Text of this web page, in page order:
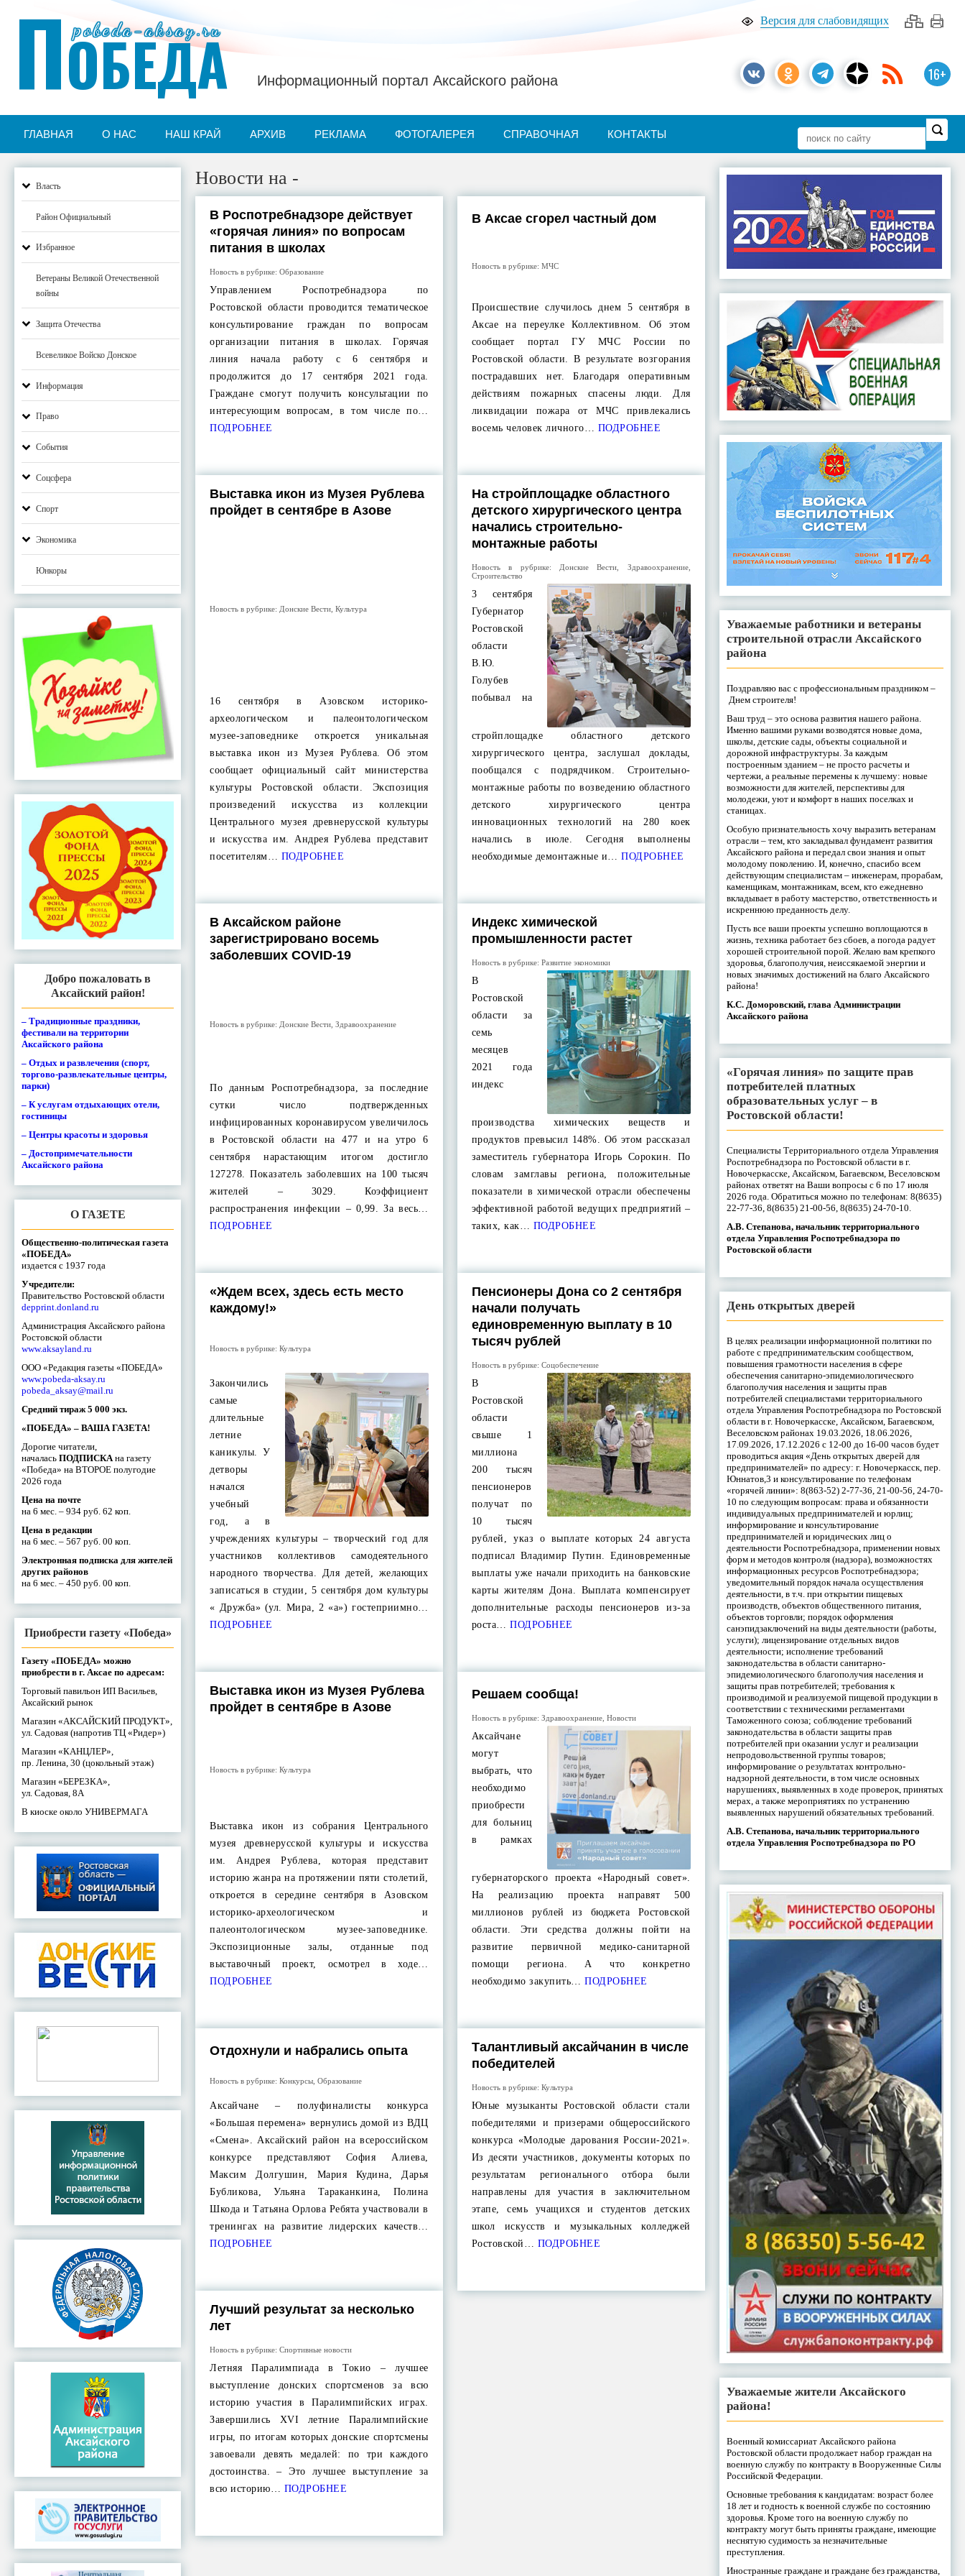
Версия для слабовидящих
16+
pobeda-aksay.ru
ПОБЕДА Информационный портал Аксайского района
ГЛАВНАЯ О НАС НАШ КРАЙ АРХИВ РЕКЛАМА ФОТОГАЛЕРЕЯ СПРАВОЧНАЯ КОНТАКТЫ
Власть
Район Официальный
Избранное
Ветераны Великой Отечественной
войны
Защита Отечества
Всевеликое Войско Донское
Информация
Право
События
Соцсфера
Спорт
Экономика
Юнкоры
Добро пожаловать в
Аксайский район!
– Традиционные праздники,
фестивали на территории
Аксайского района
– Отдых и развлечения (спорт,
торгово-развлекательные центры,
парки)
– К услугам отдыхающих отели,
гостиницы
– Центры красоты и здоровья
– Достопримечательности
Аксайского района
О ГАЗЕТЕ
Общественно-политическая газета
«ПОБЕДА»
издается с 1937 года
Учредители:
Правительство Ростовской области
depprint.donland.ru
Администрация Аксайского района
Ростовской области
www.aksayland.ru
ООО «Редакция газеты «ПОБЕДА»
www.pobeda-aksay.ru
pobeda_aksay@mail.ru
Средний тираж 5 000 экз.
«ПОБЕДА» – ВАША ГАЗЕТА!
Дорогие читатели,
началась ПОДПИСКА на газету
«Победа» на ВТОРОЕ полугодие
2026 года
Цена на почте
на 6 мес. – 934 руб. 62 коп.
Цена в редакции
на 6 мес. – 567 руб. 00 коп.
Электронная подписка для жителей
других районов
на 6 мес. – 450 руб. 00 коп.
Приобрести газету «Победа»
Газету «ПОБЕДА» можно
приобрести в г. Аксае по адресам:
Торговый павильон ИП Васильев,
Аксайский рынок
Магазин «АКСАЙСКИЙ ПРОДУКТ»,
ул. Садовая (напротив ТЦ «Ридер»)
Магазин «КАНЦЛЕР»,
пр. Ленина, 30 (цокольный этаж)
Магазин «БЕРЕЗКА»,
ул. Садовая, 8А
В киоске около УНИВЕРМАГА
Новости на -
В Роспотребнадзоре действует
«горячая линия» по вопросам
питания в школах
Новость в рубрике:Образование
Управлением Роспотребнадзора по
Ростовской области проводится тематическое
консультирование граждан по вопросам
организации питания в школах. Горячая
линия начала работу с 6 сентября и
продолжится до 17 сентября 2021 года.
Граждане смогут получить консультации по
интересующим вопросам, в том числе по…
ПОДРОБНЕЕ
В Аксае сгорел частный дом
Новость в рубрике: МЧС
Происшествие случилось днем 5 сентября в
Аксае на переулке Коллективном. Об этом
сообщает портал ГУ МЧС России по
Ростовской области. В результате возгорания
пострадавших нет. Благодаря оперативным
действиям пожарных спасены люди. Для
ликвидации пожара от МЧС привлекались
восемь человек личного… ПОДРОБНЕЕ
Выставка икон из Музея Рублева
пройдет в сентябре в Азове
Новость в рубрике: Донские Вести ,Культура
16 сентября в Азовском историко-
археологическом и палеонтологическом
музее-заповеднике откроется уникальная
выставка икон из Музея Рублева. Об этом
сообщает официальный сайт министерства
культуры Ростовской области. Экспозиция
произведений искусства из коллекции
Центрального музея древнерусской культуры
и искусства им. Андрея Рублева представит
посетителям… ПОДРОБНЕЕ
На стройплощадке областного
детского хирургического центра
начались строительно-
монтажные работы
Новость в рубрике: Донские Вести Здравоохранение,
Строительство
3 сентября
Губернатор
Ростовской
области
В.Ю.
Голубев
побывал на
стройплощадке областного детского
хирургического центра, заслушал доклады,
пообщался с подрядчиком. Строительно-
монтажные работы по возведению областного
детского хирургического центра
инновационных технологий на 280 коек
начались в июле. Сегодня выполнены
необходимые демонтажные и… ПОДРОБНЕЕ
В Аксайском районе
зарегистрировано восемь
заболевших COVID-19
Новость в рубрике: Донские Вести ,Здравоохранение
По данным Роспотребнадзора, за последние
сутки число подтвержденных
инфицированных коронавирусом увеличилось
в Ростовской области на 477 и на утро 6
сентября нарастающим итогом достигло
127278. Показатель заболевших на 100 тысяч
жителей – 3029. Коэффициент
распространения инфекции – 0,99. За весь…
ПОДРОБНЕЕ
Индекс химической
промышленности растет
Новость в рубрике: Развитие экономики
В
Ростовской
области за
семь
месяцев
2021 года
индекс
производства химических веществ и
продуктов превысил 148%. Об этом рассказал
заместитель губернатора Игорь Сорокин. По
словам замглавы региона, положительные
показатели в химической отрасли обеспечены
эффективной работой ведущих предприятий –
таких, как… ПОДРОБНЕЕ
«Ждем всех, здесь есть место
каждому!»
Новость в рубрике:Культура
Закончились
самые
длительные
летние
каникулы. У
детворы
начался
учебный
год, а в
учреждениях культуры – творческий год для
участников коллективов самодеятельного
народного творчества. Для детей, желающих
записаться в студии, 5 сентября дом культуры
« Дружба» (ул. Мира, 2 «а») гостеприимно…
ПОДРОБНЕЕ
Пенсионеры Дона со 2 сентября
начали получать
единовременную выплату в 10
тысяч рублей
Новость в рубрике: Соцобеспечение
В
Ростовской
области
свыше 1
миллиона
200 тысяч
пенсионеров
получат по
10 тысяч
рублей, указ о выплате которых 24 августа
подписал Владимир Путин. Единовременные
выплаты уже начали приходить на банковские
карты жителям Дона. Выплата компенсирует
дополнительные расходы пенсионеров из-за
роста… ПОДРОБНЕЕ
Выставка икон из Музея Рублева
пройдет в сентябре в Азове
Новость в рубрике:Культура
Выставка икон из собрания Центрального
музея древнерусской культуры и искусства
им. Андрея Рублева, которая представит
историю жанра на протяжении пяти столетий,
откроется в середине сентября в Азовском
историко-археологическом и
палеонтологическом музее-заповеднике.
Экспозиционные залы, отданные под
выставочный проект, осмотрел в ходе…
ПОДРОБНЕЕ
Решаем сообща!
Новость в рубрике: Здравоохранение, Новости
Аксайчане
могут
выбрать, что
необходимо
приобрести
для больниц
в рамках
губернаторского проекта «Народный совет».
На реализацию проекта направят 500
миллионов рублей из бюджета Ростовской
области. Эти средства должны пойти на
развитие первичной медико-санитарной
помощи региона. А что конкретно
необходимо закупить… ПОДРОБНЕЕ
Отдохнули и набрались опыта
Новость в рубрике:Конкурсы ,Образование
Аксайчане – полуфиналисты конкурса
«Большая перемена» вернулись домой из ВДЦ
«Смена». Аксайский район на всероссийском
конкурсе представляют София Алиева,
Максим Долгушин, Мария Кудина, Дарья
Бубликова, Ульяна Тараканкина, Полина
Шкода и Татьяна Орлова Ребята участвовали в
тренингах на развитие лидерских качеств…
ПОДРОБНЕЕ
Талантливый аксайчанин в числе
победителей
Новость в рубрике: Культура
Юные музыканты Ростовской области стали
победителями и призерами общероссийского
конкурса «Молодые дарования России-2021».
Из десяти участников, документы которых по
результатам регионального отбора были
направлены для участия в заключительном
этапе, семь учащихся и студентов детских
школ искусств и музыкальных колледжей
Ростовской… ПОДРОБНЕЕ
Лучший результат за несколько
лет
Новость в рубрике:Спортивные новости
Летняя Паралимпиада в Токио – лучшее
выступление донских спортсменов за всю
историю участия в Паралимпийских играх.
Завершились XVI летние Паралимпийские
игры, по итогам которых донские спортсмены
завоевали девять медалей: по три каждого
достоинства. – Это лучшее выступление за
всю историю… ПОДРОБНЕЕ
Уважаемые работники и ветераны
строительной отрасли Аксайского
района
Поздравляю вас с профессиональным праздником –
Днем строителя!
Ваш труд – это основа развития нашего района.
Именно вашими руками возводятся новые дома,
школы, детские сады, объекты социальной и
дорожной инфраструктуры. За каждым
построенным зданием – не просто расчеты и
чертежи, а реальные перемены к лучшему: новые
возможности для жителей, перспективы для
молодежи, уют и комфорт в наших поселках и
станицах.
Особую признательность хочу выразить ветеранам
отрасли – тем, кто закладывал фундамент развития
Аксайского района и передал свои знания и опыт
молодому поколению. И, конечно, спасибо всем
действующим специалистам – инженерам, прорабам,
каменщикам, монтажникам, всем, кто ежедневно
вкладывает в работу мастерство, ответственность и
искреннюю преданность делу.
Пусть все ваши проекты успешно воплощаются в
жизнь, техника работает без сбоев, а погода радует
хорошей строительной порой. Желаю вам крепкого
здоровья, благополучия, неиссякаемой энергии и
новых значимых достижений на благо Аксайского
района!
К.С. Доморовский, глава Администрации
Аксайского района
«Горячая линия» по защите прав
потребителей платных
образовательных услуг – в
Ростовской области!
Специалисты Территориального отдела Управления
Роспотребнадзора по Ростовской области в г.
Новочеркасске, Аксайском, Багаевском, Веселовском
районах ответят на Ваши вопросы с 6 по 17 июля
2026 года. Обратиться можно по телефонам: 8(8635)
22-77-36, 8(8635) 21-00-56, 8(8635) 24-70-10.
А.В. Степанова, начальник территориального
отдела Управления Роспотребнадзора по
Ростовской области
День открытых дверей
В целях реализации информационной политики по
работе с предпринимательским сообществом,
повышения грамотности населения в сфере
обеспечения санитарно-эпидемиологического
благополучия населения и защиты прав
потребителей специалистами территориального
отдела Управления Роспотребнадзора по Ростовской
области в г. Новочеркасске, Аксайском, Багаевском,
Веселовском районах 19.03.2026, 18.06.2026,
17.09.2026, 17.12.2026 с 12-00 до 16-00 часов будет
проводиться акция «День открытых дверей для
предпринимателей» по адресу: г. Новочеркасск, пер.
Юннатов,3 и консультирование по телефонам
«горячей линии»: 8(863-52) 2-77-36, 21-00-56, 24-70-
10 по следующим вопросам: права и обязанности
индивидуальных предпринимателей и юрлиц;
информирование и консультирование
предпринимателей и юридических лиц о
деятельности Роспотребнадзора, применении новых
форм и методов контроля (надзора), возможностях
информационных ресурсов Роспотребнадзора;
уведомительный порядок начала осуществления
деятельности, в т.ч. при открытии пищевых
производств, объектов общественного питания,
объектов торговли; порядок оформления
санэпидзаключений на виды деятельности (работы,
услуги); лицензирование отдельных видов
деятельности; исполнение требований
законодательства в области санитарно-
эпидемиологического благополучия населения и
защиты прав потребителей; требования к
производимой и реализуемой пищевой продукции в
соответствии с техническими регламентами
Таможенного союза; соблюдение требований
законодательства в области защиты прав
потребителей при оказании услуг и реализации
непродовольственной группы товаров;
информирование о результатах контрольно-
надзорной деятельности, в том числе основных
нарушениях, выявленных в ходе проверок, принятых
мерах, а также мероприятиях по устранению
выявленных нарушений обязательных требований.
А.В. Степанова, начальник территориального
отдела Управления Роспотребнадзора по РО
Уважаемые жители Аксайского
района!
Военный комиссариат Аксайского района
Ростовской области продолжает набор граждан на
военную службу по контракту в Вооруженные Силы
Российской Федерации.
Основные требования к кандидатам: возраст более
18 лет и годность к военной службе по состоянию
здоровья. Кроме того на военную службу по
контракту могут быть приняты граждане, имеющие
неснятую судимость за незначительные
преступления.
Иностранные граждане и граждане без гражданства,